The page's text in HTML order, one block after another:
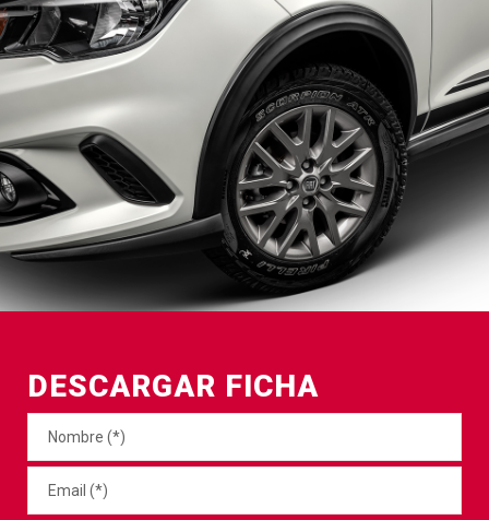
DESCARGAR FICHA